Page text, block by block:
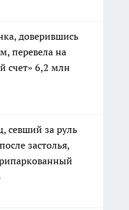
доверившись
перевела на
счет» 6,2 млн
севший за руль
застолья,